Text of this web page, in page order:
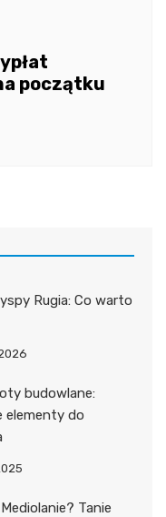
początku
Rugia: Co warto
budowlane:
elementy do
Tanie